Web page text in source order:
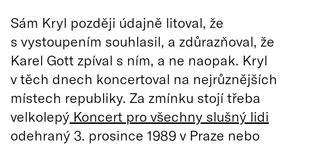
Sám Kryl později údajně litoval, že
s vystoupením souhlasil, a zdůrazňoval, že
Karel Gott zpíval s ním, a ne naopak. Kryl
v těch dnech koncertoval na nejrůznějších
místech republiky. Za zmínku stojí třeba
velkolepý Koncert pro všechny slušný lidi
odehraný 3. prosince 1989 v Praze nebo